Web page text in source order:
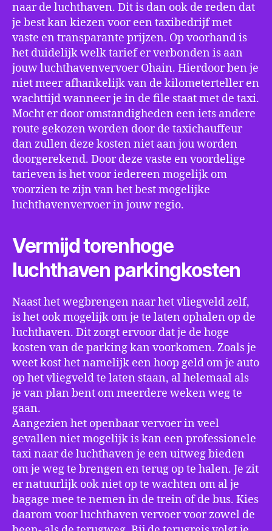
naar de luchthaven. Dit is dan ook de reden dat
je best kan kiezen voor een taxibedrijf met
vaste en transparante prijzen. Op voorhand is
het duidelijk welk tarief er verbonden is aan
jouw luchthavenvervoer Ohain. Hierdoor ben je
niet meer afhankelijk van de kilometerteller en
wachttijd wanneer je in de file staat met de taxi.
Mocht er door omstandigheden een iets andere
route gekozen worden door de taxichauffeur
dan zullen deze kosten niet aan jou worden
doorgerekend. Door deze vaste en voordelige
tarieven is het voor iedereen mogelijk om
voorzien te zijn van het best mogelijke
luchthavenvervoer in jouw regio.
Vermijd torenhoge
luchthaven parkingkosten
Naast het wegbrengen naar het vliegveld zelf,
is het ook mogelijk om je te laten ophalen op de
luchthaven. Dit zorgt ervoor dat je de hoge
kosten van de parking kan voorkomen. Zoals je
weet kost het namelijk een hoop geld om je auto
op het vliegveld te laten staan, al helemaal als
je van plan bent om meerdere weken weg te
gaan.
Aangezien het openbaar vervoer in veel
gevallen niet mogelijk is kan een professionele
taxi naar de luchthaven je een uitweg bieden
om je weg te brengen en terug op te halen. Je zit
er natuurlijk ook niet op te wachten om al je
bagage mee te nemen in de trein of de bus. Kies
daarom voor luchthaven vervoer voor zowel de